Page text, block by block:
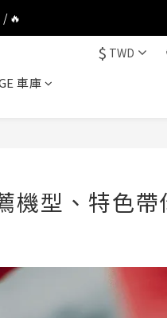
🔥
$ TWD
車庫
機型、特色帶